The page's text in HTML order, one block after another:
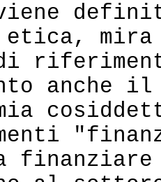
viene
etica, mira
anche